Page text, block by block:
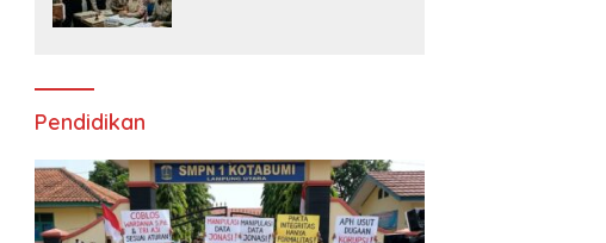
Pendidikan